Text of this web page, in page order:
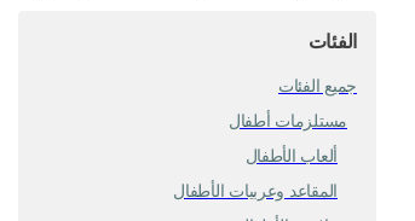
الفئات
جميع الفئات
مستلزمات أطفال
ألعاب الأطفال
المقاعد وعربيات الأطفال